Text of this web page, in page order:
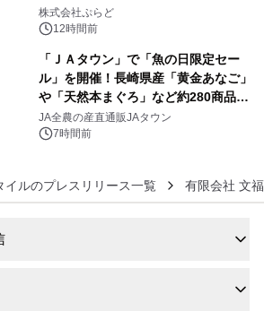
プール グランピングとトレーラーハウ
スの2施設で
株式会社ぷらど
12時間前
「ＪＡタウン」で「魚の日限定セー
ル」を開催！長崎県産「黄金あなご」
や「天然本まぐろ」など約280商品を
販売！～毎月１０日の定例企画～
JA全農の産直通販JAタウン
7時間前
イルのプレスリリース一覧 有限会社 文